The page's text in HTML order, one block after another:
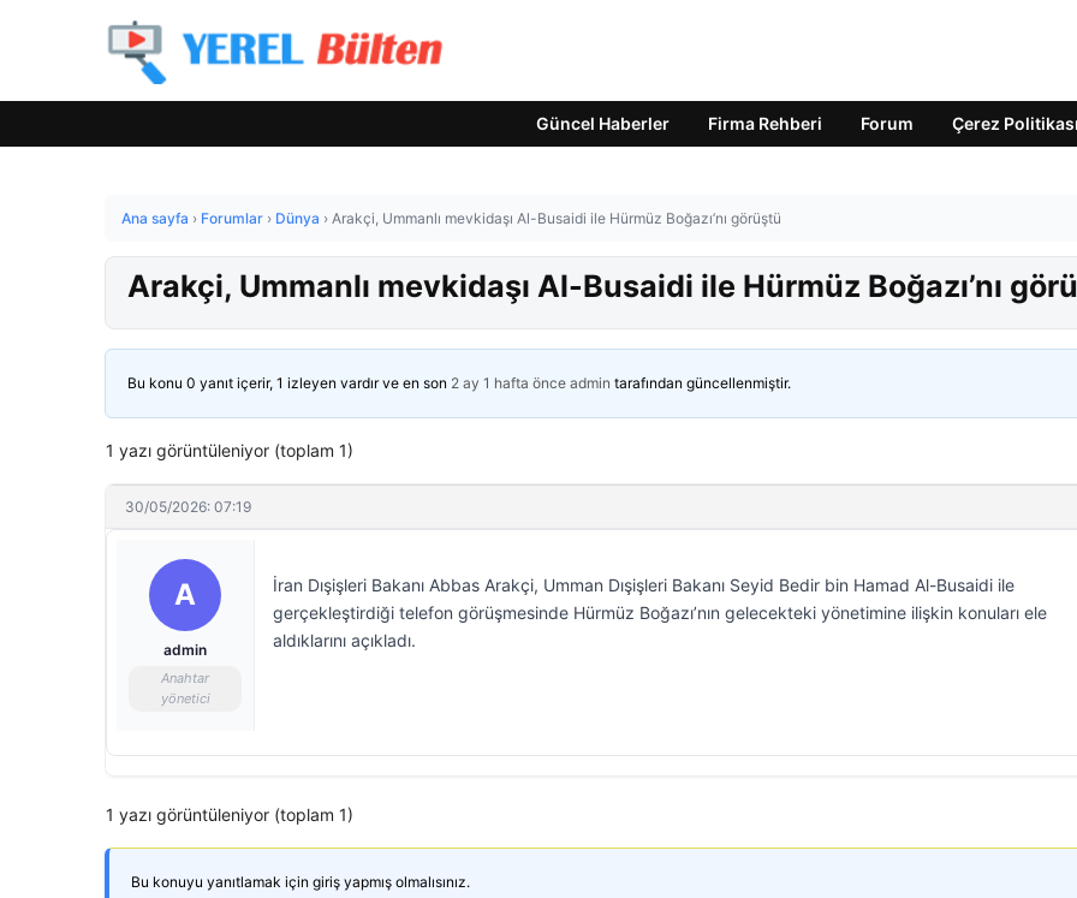
Güncel Haberler Firma Rehberi Forum Çerez Politikası
Ana sayfa › Forumlar › Dünya › Arakçi, Ummanlı mevkidaşı Al-Busaidi ile Hürmüz Boğazı’nı görüştü
Arakçi, Ummanlı mevkidaşı Al-Busaidi ile Hürmüz Boğazı’nı
Bu konu 0 yanıt içerir, 1 izleyen vardır ve en son 2 ay 1 hafta önce admin tarafından güncellenmiştir.
1 yazı görüntüleniyor (toplam 1)
30/05/2026: 07:19
A
admin
Anahtar
yönetici
İran Dışişleri Bakanı Abbas Arakçi, Umman Dışişleri Bakanı Seyid Bedir bin Hamad Al-Busaidi ile
gerçekleştirdiği telefon görüşmesinde Hürmüz Boğazı’nın gelecekteki yönetimine ilişkin konuları ele
aldıklarını açıkladı.
1 yazı görüntüleniyor (toplam 1)
Bu konuyu yanıtlamak için giriş yapmış olmalısınız.